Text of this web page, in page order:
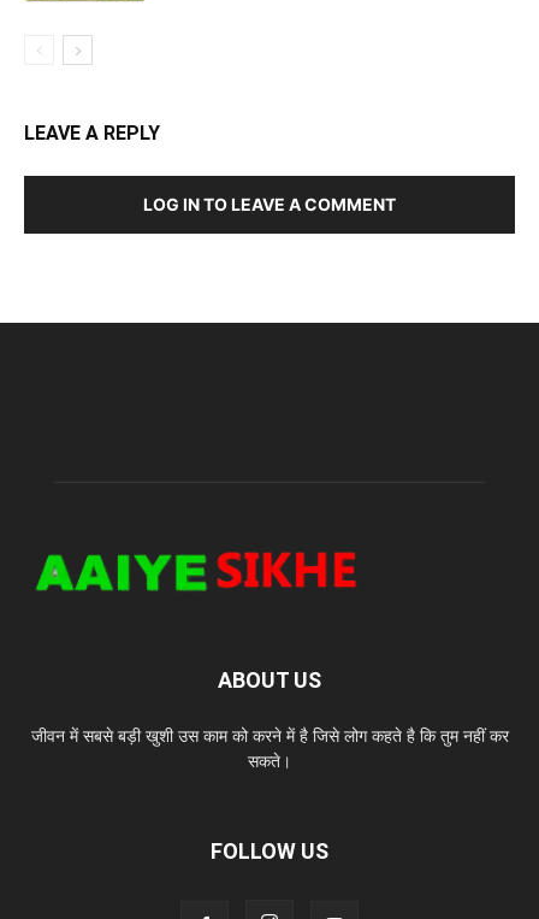
LEAVE A REPLY
LOG IN TO LEAVE A COMMENT
ABOUT US
जीवन में सबसे बड़ी खुशी उस काम को करने में है जिसे लोग कहते है कि तुम नहीं कर
सकते।
FOLLOW US